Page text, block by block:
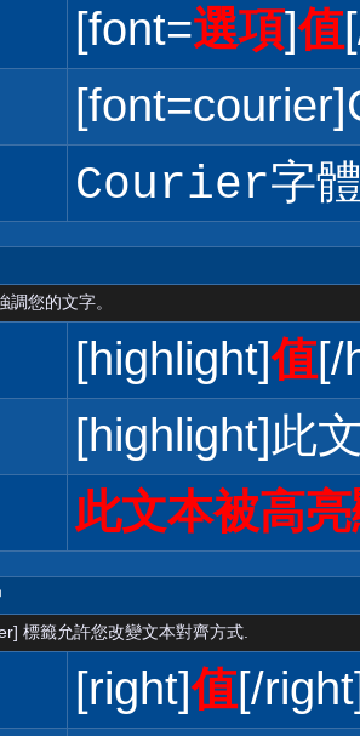
[font=選項]值
Courier字
您的文字。
[highlight]值[/
[highlight]此
此文本被高
標籤允許您改變文本對齊方式.
[right]值[/